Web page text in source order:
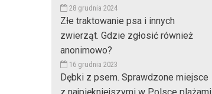
28 grudnia 2024
Złe traktowanie psa i innych
zwierząt. Gdzie zgłosić również
anonimowo?
16 grudnia 2023
Dębki z psem. Sprawdzone miejsce